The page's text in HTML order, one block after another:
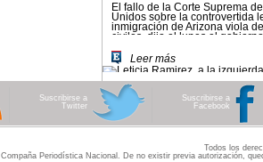
El fallo de la Corte Suprema
Unidos sobre la controvertida
inmigración de Arizona viola
civiles, dijo el lunes el
Leer más
Suscribirse a
Twitter
Suscribirse a
Facebook
Todos los
Compaña Periodística Nacional. De no existir previa autorización,